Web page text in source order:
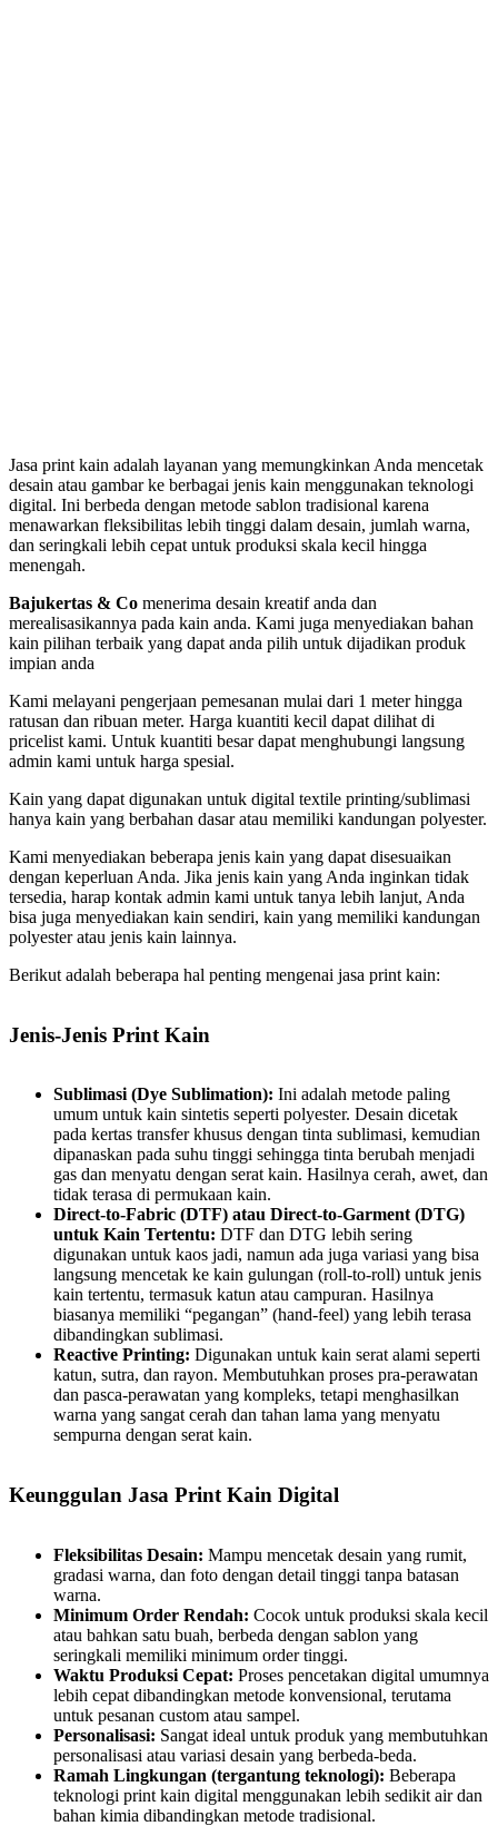
Jasa print kain adalah layanan yang memungkinkan Anda mencetak
desain atau gambar ke berbagai jenis kain menggunakan teknologi
digital. Ini berbeda dengan metode sablon tradisional karena
menawarkan fleksibilitas lebih tinggi dalam desain, jumlah warna,
dan seringkali lebih cepat untuk produksi skala kecil hingga
menengah.
Bajukertas & Co menerima desain kreatif anda dan
merealisasikannya pada kain anda. Kami juga menyediakan bahan
kain pilihan terbaik yang dapat anda pilih untuk dijadikan produk
impian anda
Kami melayani pengerjaan pemesanan mulai dari 1 meter hingga
ratusan dan ribuan meter. Harga kuantiti kecil dapat dilihat di
pricelist kami. Untuk kuantiti besar dapat menghubungi langsung
admin kami untuk harga spesial.
Kain yang dapat digunakan untuk digital textile printing/sublimasi
hanya kain yang berbahan dasar atau memiliki kandungan polyester.
Kami menyediakan beberapa jenis kain yang dapat disesuaikan
dengan keperluan Anda. Jika jenis kain yang Anda inginkan tidak
tersedia, harap kontak admin kami untuk tanya lebih lanjut, Anda
bisa juga menyediakan kain sendiri, kain yang memiliki kandungan
polyester atau jenis kain lainnya.​
Berikut adalah beberapa hal penting mengenai jasa print kain:
Jenis-Jenis Print Kain
Sublimasi (Dye Sublimation): Ini adalah metode paling
umum untuk kain sintetis seperti polyester. Desain dicetak
pada kertas transfer khusus dengan tinta sublimasi, kemudian
dipanaskan pada suhu tinggi sehingga tinta berubah menjadi
gas dan menyatu dengan serat kain. Hasilnya cerah, awet, dan
tidak terasa di permukaan kain.
Direct-to-Fabric (DTF) atau Direct-to-Garment (DTG)
untuk Kain Tertentu: DTF dan DTG lebih sering
digunakan untuk kaos jadi, namun ada juga variasi yang bisa
langsung mencetak ke kain gulungan (roll-to-roll) untuk jenis
kain tertentu, termasuk katun atau campuran. Hasilnya
biasanya memiliki “pegangan” (hand-feel) yang lebih terasa
dibandingkan sublimasi.
Reactive Printing: Digunakan untuk kain serat alami seperti
katun, sutra, dan rayon. Membutuhkan proses pra-perawatan
dan pasca-perawatan yang kompleks, tetapi menghasilkan
warna yang sangat cerah dan tahan lama yang menyatu
sempurna dengan serat kain.
Keunggulan Jasa Print Kain Digital
Fleksibilitas Desain: Mampu mencetak desain yang rumit,
gradasi warna, dan foto dengan detail tinggi tanpa batasan
warna.
Minimum Order Rendah: Cocok untuk produksi skala kecil
atau bahkan satu buah, berbeda dengan sablon yang
seringkali memiliki minimum order tinggi.
Waktu Produksi Cepat: Proses pencetakan digital umumnya
lebih cepat dibandingkan metode konvensional, terutama
untuk pesanan custom atau sampel.
Personalisasi: Sangat ideal untuk produk yang membutuhkan
personalisasi atau variasi desain yang berbeda-beda.
Ramah Lingkungan (tergantung teknologi): Beberapa
teknologi print kain digital menggunakan lebih sedikit air dan
bahan kimia dibandingkan metode tradisional.